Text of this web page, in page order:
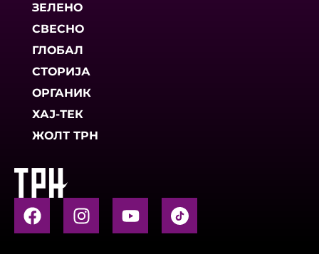
ЗЕЛЕНО
СВЕСНО
ГЛОБАЛ
СТОРИЈА
ОРГАНИК
ХАЈ-ТЕК
ЖОЛТ ТРН